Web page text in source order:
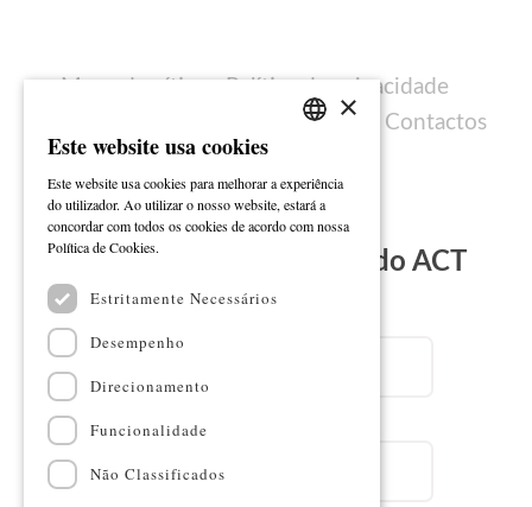
Mapa do sítio
Política de privacidade
Ficha técnica Contactos
Subscreva a Newsletter do ACT
ENGLISH
×
Este website usa cookies
Este website usa cookies para melhorar a experiência
do utilizador. Ao utilizar o nosso website, estará a
concordar com todos os cookies de acordo com nossa
Política de Cookies.
Estritamente Necessários
Desempenho
Direcionamento
Funcionalidade
Não Classificados